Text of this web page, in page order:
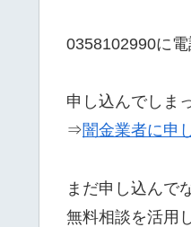
0358102990に
申し込んでしま
⇒闇金業者に申
まだ申し込んで
無料相談を活用